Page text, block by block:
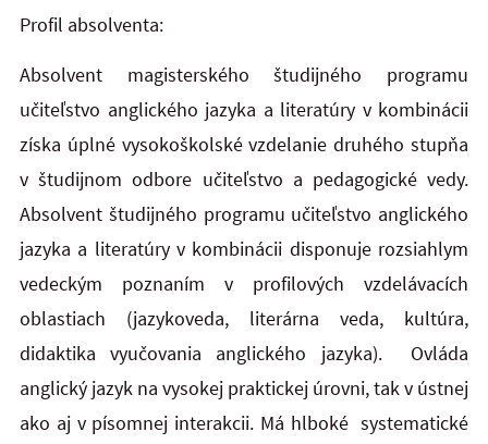
Profil absolventa:
Absolvent magisterského študijného programu
učiteľstvo anglického jazyka a literatúry v kombinácii
získa úplné vysokoškolské vzdelanie druhého stupňa
v študijnom odbore učiteľstvo a pedagogické vedy.
Absolvent študijného programu učiteľstvo anglického
jazyka a literatúry v kombinácii disponuje rozsiahlym
vedeckým poznaním v profilových vzdelávacích
oblastiach (jazykoveda, literárna veda, kultúra,
didaktika vyučovania anglického jazyka). Ovláda
anglický jazyk na vysokej praktickej úrovni, tak v ústnej
ako aj v písomnej interakcii. Má hlboké systematické